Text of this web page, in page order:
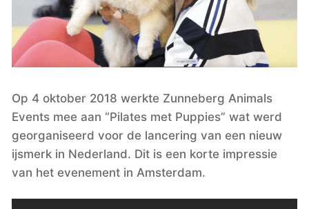
Op 4 oktober 2018 werkte Zunneberg Animals
Events mee aan “Pilates met Puppies” wat werd
georganiseerd voor de lancering van een nieuw
ijsmerk in Nederland. Dit is een korte impressie
van het evenement in Amsterdam.